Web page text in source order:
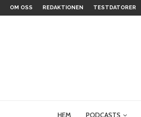
OM OSS REDAKTIONEN TESTDATORER
HEM PODCASTS